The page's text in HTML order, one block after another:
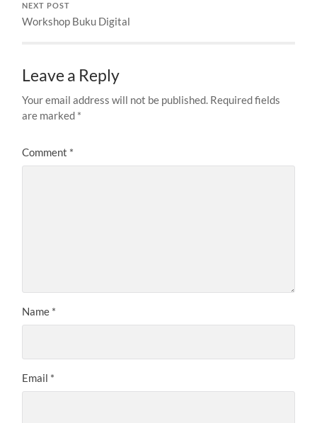
NEXT POST
Workshop Buku Digital
Leave a Reply
Your email address will not be published. Required fields
are marked *
Comment *
Name *
Email *